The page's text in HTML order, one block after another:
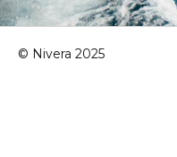
© Nivera 2025